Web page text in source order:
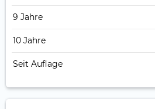
9 Jahre
10 Jahre
Seit Auflage